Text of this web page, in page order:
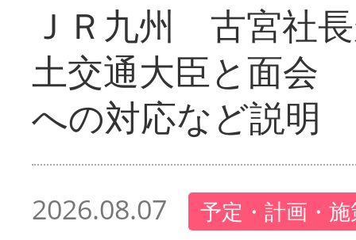
ＪＲ九州 古宮社
土交通大臣と面会
への対応など説明
2026.08.07 予定・計画・